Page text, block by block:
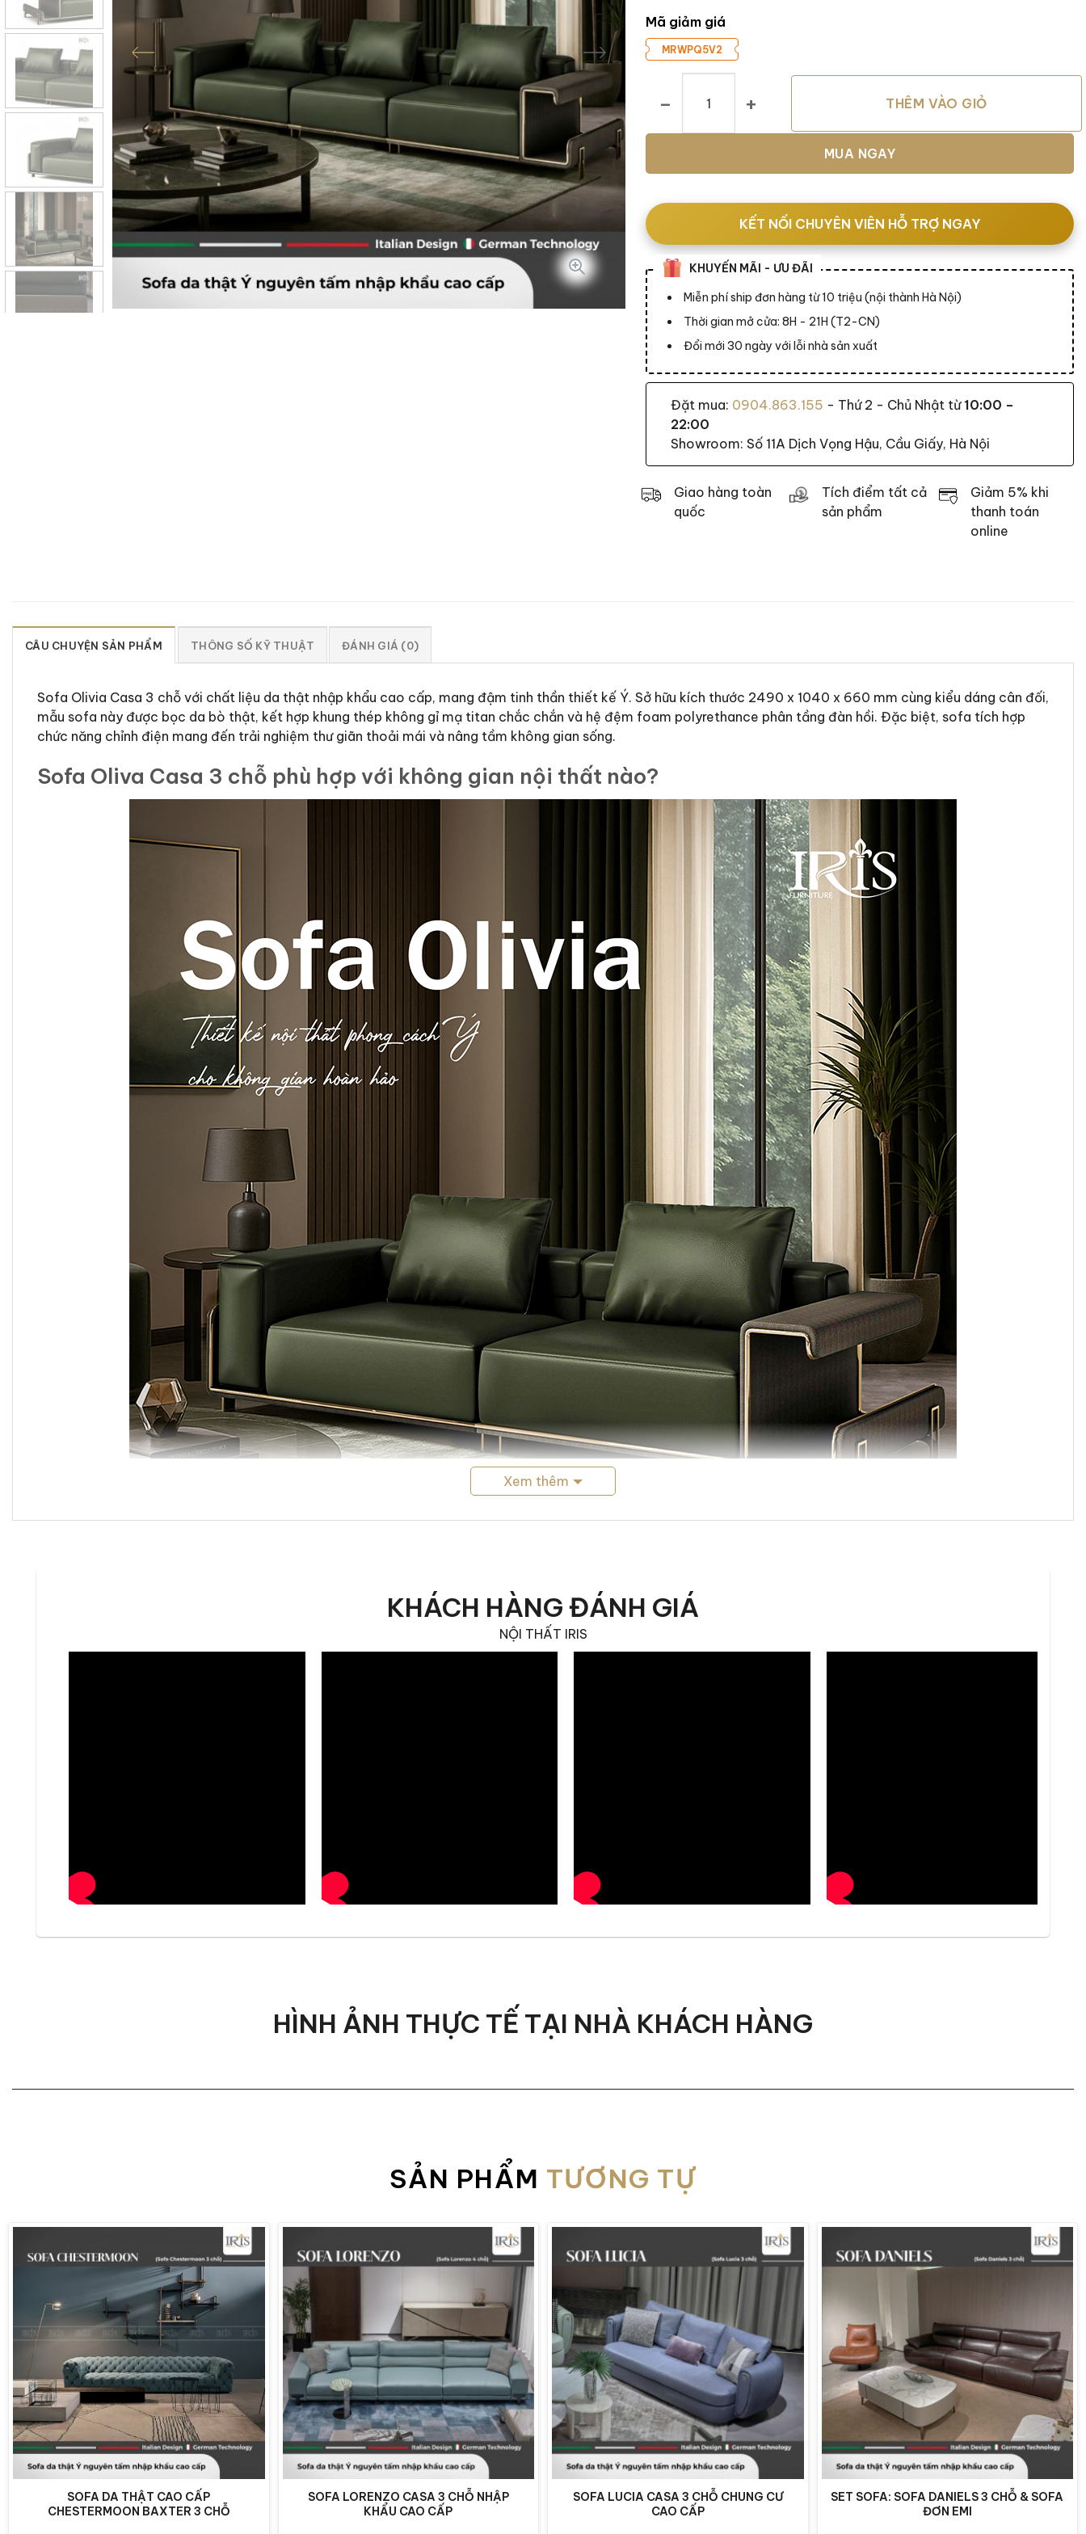
Mã giảm giá
MRWPQ5V2
Sofa Olivia Casa 3 chỗ số lượng
THÊM VÀO GIỎ
MUA NGAY
KẾT NỐI CHUYÊN VIÊN HỖ TRỢ NGAY
KHUYẾN MÃI - ƯU ĐÃI
Miễn phí ship đơn hàng từ 10 triệu (nội thành Hà Nội)
Thời gian mở cửa: 8H - 21H (T2-CN)
Đổi mới 30 ngày với lỗi nhà sản xuất
Đặt mua: 0904.863.155 - Thứ 2 - Chủ Nhật từ10:00 –
22:00
Showroom: Số 11A Dịch Vọng Hậu, Cầu Giấy, Hà Nội
Giao hàng toàn
quốc
Tích điểm tất cả
sản phẩm
Giảm 5% khi
thanh toán
online
CÂU CHUYỆN SẢN PHẨM ĐÁNH GIÁ (0)
THÔNG SỐ KỸ THUẬT
Sofa Olivia Casa 3 chỗ với chất liệu da thật nhập khẩu cao cấp, mang đậm tinh thần thiết kế Ý. Sở hữu kích thước 2490 x 1040 x 660 mm cùng kiểu dáng cân đối,
mẫu sofa này được bọc da bò thật, kết hợp khung thép không gỉ mạ titan chắc chắn và hệ đệm foam polyrethance phân tầng đàn hồi. Đặc biệt, sofa tích hợp
chức năng chỉnh điện mang đến trải nghiệm thư giãn thoải mái và nâng tầm không gian sống.
Sofa Oliva Casa 3 chỗ phù hợp với không gian nội thất nào?
Thiết kế cho không gian nội thất hiện đại, tối giản và sang trọng
Sofa Olivia Casa 3 chỗ sở hữu kích thước tiêu chuẩn 2490 x 1040 x 660 mm. Đây là tỷ lệ được tính toán kỹ lưỡng để phù hợp với đa số phòng khách có diện tích
vừa và lớn, đảm bảo sự thoải mái khi sử dụng.
Điểm đặc biệt nằm ở mẫu sofa này là khả năng tùy chỉnh. IRIS cung cấp dịch vụ may đo nội thất theo yêu cầu, cho phép bạn điều chỉnh kích thước sofa sao cho
Sofa Oliva Casa 3 chỗ được bọc từ chất liệu gì?
Xem thêm
KHÁCH HÀNG ĐÁNH GIÁ
NỘI THẤT IRIS
HÌNH ẢNH THỰC TẾ TẠI NHÀ KHÁCH HÀNG
SẢN PHẨM TƯƠNG TỰ
SOFA DA THẬT CAO CẤP
CHESTERMOON BAXTER 3 CHỖ
SOFA LORENZO CASA 3 CHỖ NHẬP
KHẨU CAO CẤP
SOFA LUCIA CASA 3 CHỖ CHUNG CƯ
CAO CẤP
SET SOFA: SOFA DANIELS 3 CHỖ & SOFA
ĐƠN EMI